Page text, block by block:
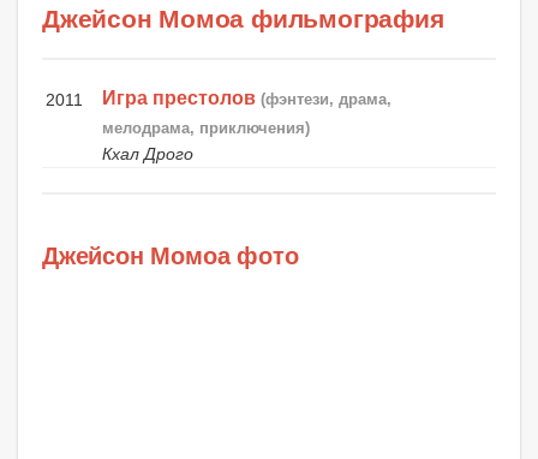
Джейсон Момоа фильмография
2011 Игра престолов (фэнтези, драма,
мелодрама, приключения)
Кхал Дрого
Джейсон Момоа фото